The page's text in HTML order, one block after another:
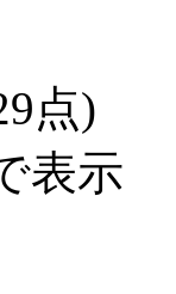
点)
表示